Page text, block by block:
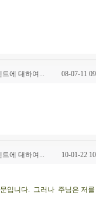
트에 대하여... 08-07-11
트에 대하여... 10-01-22
입니다. 그러나 주님은 저를